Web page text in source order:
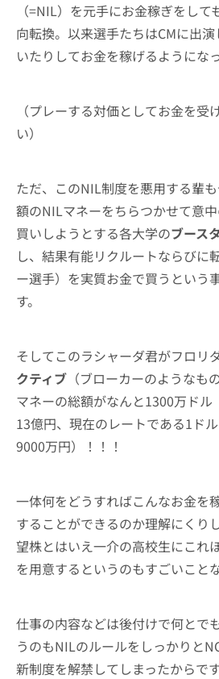
（=NIL）を元手にお金稼ぎをし
向転換。以来選手たちはCMに出
いたりしてお金を稼げるようにな
（プレーする対価としてお金を受
い）
ただ、このNIL制度を悪用する輩
額のNILマネーをちらつかせて意
買いしようとする各大学のブース
し、結果有能リクルートならびに
ー選手）を実質お金で買うという
す。
そしてこのラシャーダ君がフロリ
クティブ （ブローカーのような
マネーの総額がなんと1300万ドル
13億円、現在のレートである1ド
9000万円）！！！
一体何をどうすればこんなお金を
することができるのか理解にくり
望株とはいえ一介の高校生にこれ
を用意するというのもすごいこと
仕事の内容などは後付けで何とで
うのもNILのルールをしっかりと
新制度を解禁してしまったからです